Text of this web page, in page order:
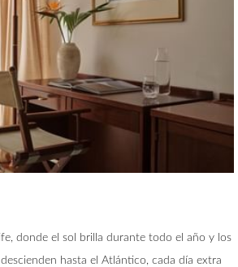
donde el sol brilla durante todo el año y los
hasta el Atlántico, cada día extra